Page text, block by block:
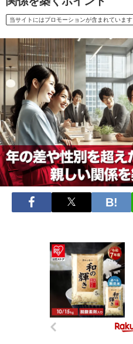
当サイトにはプロモーションが含まれています